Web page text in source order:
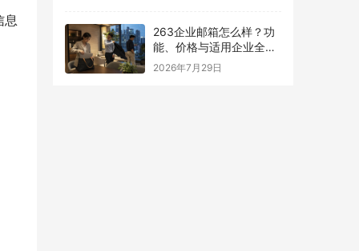
息
263企业邮箱怎么样？功
能、价格与适用企业全面
解析
2026年7月29日